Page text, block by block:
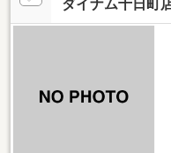
ダイナム十日町